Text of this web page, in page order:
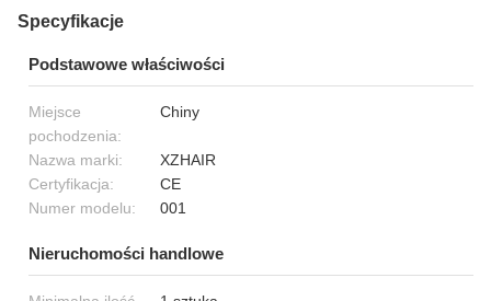
Specyfikacje
Podstawowe właściwości
Miejsce
pochodzenia:
Chiny
Nazwa marki:
XZHAIR
Certyfikacja:
CE
Numer modelu:
001
Nieruchomości handlowe